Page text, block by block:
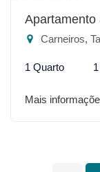
Apartamento
Carneiros,
1 Quarto
Mais